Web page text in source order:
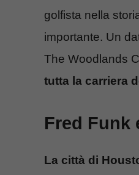
golfista nella
importante. Un
The Woodlands
tutta la carriera
Fred Funk
La città di